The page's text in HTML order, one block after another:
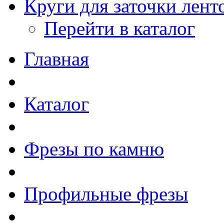
Круги для заточки
Перейти в каталог
Главная
Каталог
Фрезы по камню
Профильные фрезы